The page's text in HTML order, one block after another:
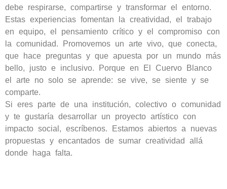
debe respirarse, compartirse y transformar el entorno.
Estas experiencias fomentan la creatividad, el trabajo
en equipo, el pensamiento crítico y el compromiso con
la comunidad. Promovemos un arte vivo, que conecta,
que hace preguntas y que apuesta por un mundo más
bello, justo e inclusivo. Porque en El Cuervo Blanco
el arte no solo se aprende: se vive, se siente y se
comparte.
Si eres parte de una institución, colectivo o comunidad
y te gustaría desarrollar un proyecto artístico con
impacto social, escríbenos. Estamos abiertos a nuevas
propuestas y encantados de sumar creatividad allá
donde haga falta.